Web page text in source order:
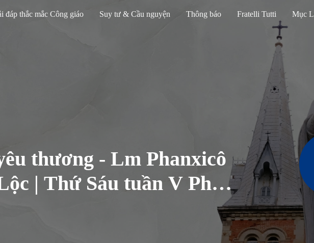
đáp thắc mắc Công giáo Suy tư & Cầu nguyện Thông báo Fratelli Tutti Mục
thương - Lm Phanxicô
| Thứ Sáu tuần V Phục